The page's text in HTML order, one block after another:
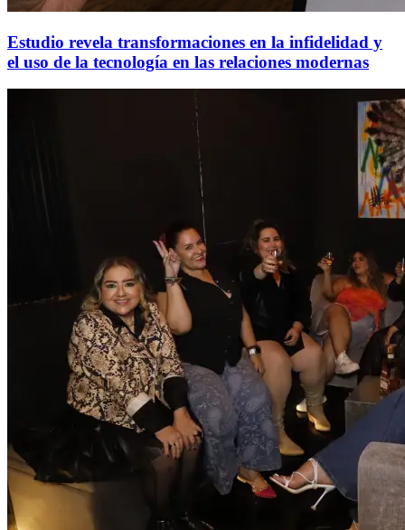
Estudio revela transformaciones en la infidelidad y
el uso de la tecnología en las relaciones modernas